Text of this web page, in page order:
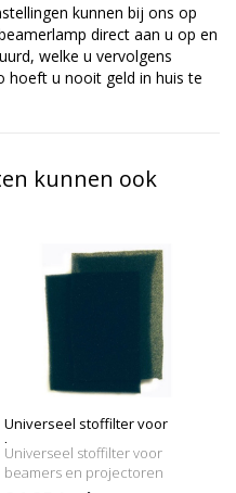
kunnen bij ons op
direct aan u op en
welke u vervolgens
hoeft u nooit geld in huis te
kunnen ook
Universeel stoffilter voor
beamers
Universeel stoffilter voor
beamers en projectoren